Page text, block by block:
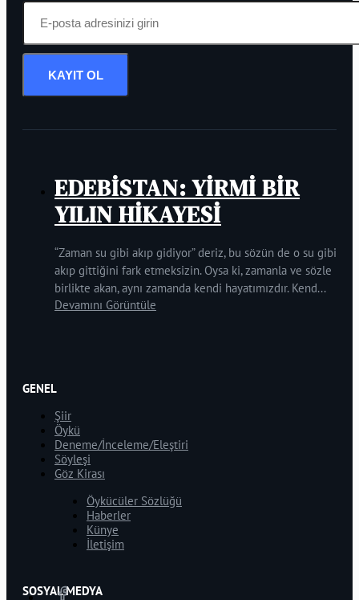
KAYIT OL
EDEBİSTAN: YİRMİ BİR
YILIN HİKAYESİ
“Zaman su gibi akıp gidiyor” deriz, bu sözün de o su gibi
akıp gittiğini fark etmeksizin. Oysa ki, zamanla ve sözle
birlikte akan, aynı zamanda kendi hayatımızdır. Kend...
Devamını Görüntüle
GENEL
Şiir
Öykü
Deneme/İnceleme/Eleştiri
Söyleşi
Göz Kirası
Öykücüler Sözlüğü
Haberler
Künye
İletişim
SOSYAL MEDYA